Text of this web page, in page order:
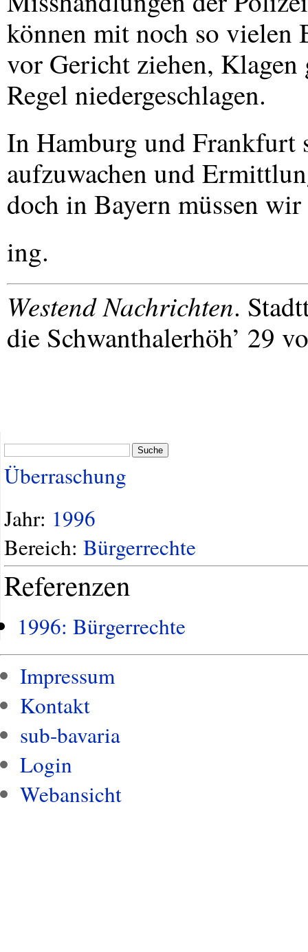
können mit noch so vielen
vor Gericht ziehen, Klagen
Regel niedergeschlagen.
In Hamburg und Frankfurt
aufzuwachen und
doch in Bayern müssen
ing.
Westend Nachrichten.
die Schwanthalerhöh’ 29
Suche
Überraschung
Jahr: 1996
Bereich: Bürgerrechte
Referenzen
1996: Bürgerrechte
Impressum
Kontakt
sub-bavaria
Login
Webansicht